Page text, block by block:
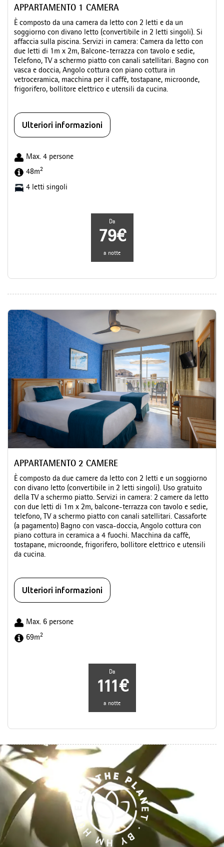
APPARTAMENTO 1 CAMERA
È composto da una camera da letto con 2 letti e da un
soggiorno con divano letto (convertibile in 2 letti singoli). Si
affaccia sulla piscina. Servizi in camera: Camera da letto con
due letti di 1m x 2m, Balcone-terrazza con tavolo e sedie,
Telefono, TV a schermo piatto con canali satellitari. Bagno con
vasca e doccia, Angolo cottura con piano cottura in
vetroceramica, macchina per il caffè, tostapane, microonde,
frigorifero, bollitore elettrico e utensili da cucina.
Ulteriori informazioni
Max. 4 persone
48m2
4 letti singoli
Da
79€
a notte
APPARTAMENTO 2 CAMERE
È composto da due camere da letto con 2 letti e un soggiorno
con divano letto (convertibile in 2 letti singoli). Uso gratuito
della TV a schermo piatto. Servizi in camera: 2 camere da letto
con due letti di 1m x 2m, balcone-terrazza con tavolo e sedie,
telefono, TV a schermo piatto con canali satellitari. Cassaforte
(a pagamento) Bagno con vasca-doccia, Angolo cottura con
piano cottura in ceramica a 4 fuochi. Macchina da caffè,
tostapane, microonde, frigorifero, bollitore elettrico e utensili
da cucina.
Ulteriori informazioni
Max. 6 persone
69m2
Da
111€
a notte